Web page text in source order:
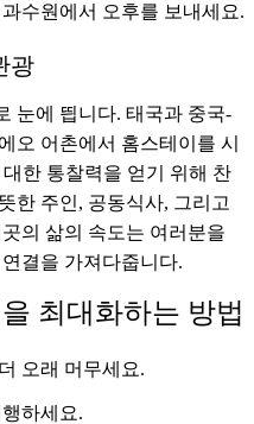
수원에서 오후를 보내세요.
광
눈에 띕니다. 태국과 중국-
오 어촌에서 홈스테이를 시
한 통찰력을 얻기 위해 찬
한 주인, 공동식사, 그리고
의 삶의 속도는 여러분을
결을 가져다줍니다.
최대화하는 방법
오래 머무세요.
하세요.